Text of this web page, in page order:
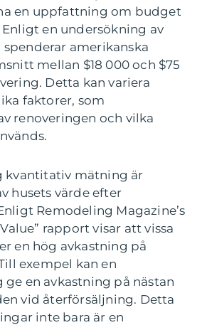
en uppfattning om budget
en undersökning av
spenderar amerikanska
mellan $18 000 och $75
Detta kan variera
faktorer, som
renoveringen och vilka
kvantitativ mätning är
husets värde efter
Remodeling Magazine’s
rapport visar att vissa
en hög avkastning på
exempel kan en
ge en avkastning på nästan
vid återförsäljning. Detta
inte bara är en